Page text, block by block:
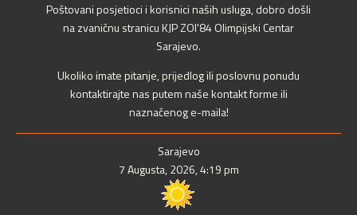
Poštovani posjetioci i korisnici naših usluga, dobro došli
na zvaničnu stranicu KJP ZOI'84 Olimpijski Centar
Sarajevo.
Ukoliko imate pitanje, prijedlog ili poslovnu ponudu
kontaktirajte nas putem naše kontakt forme ili
naznačenog e-maila!
Sarajevo
7 Augusta, 2026, 4:19 pm